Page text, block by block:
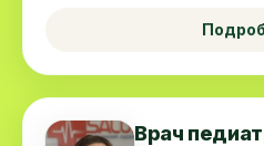
Врач